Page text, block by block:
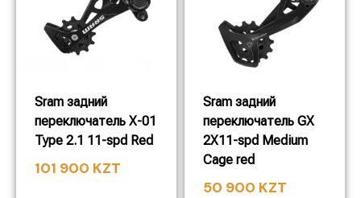
Sram задний
переключатель X-01
Type 2.1 11-spd Red
101 900 KZT
Sram задний
переключатель GX
2X11-spd Medium
Cage red
50 900 KZT